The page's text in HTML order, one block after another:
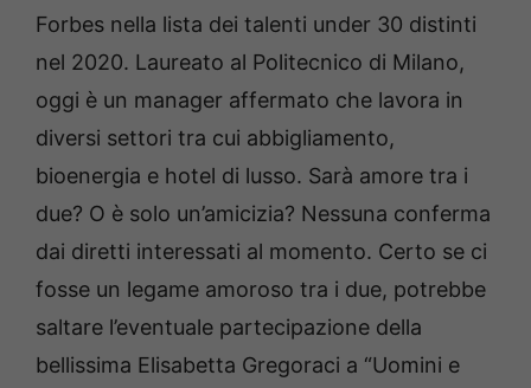
Forbes nella lista dei talenti under 30 distinti
nel 2020. Laureato al Politecnico di Milano,
oggi è un manager affermato che lavora in
diversi settori tra cui abbigliamento,
bioenergia e hotel di lusso. Sarà amore tra i
due? O è solo un’amicizia? Nessuna conferma
dai diretti interessati al momento. Certo se ci
fosse un legame amoroso tra i due, potrebbe
saltare l’eventuale partecipazione della
bellissima Elisabetta Gregoraci a “Uomini e